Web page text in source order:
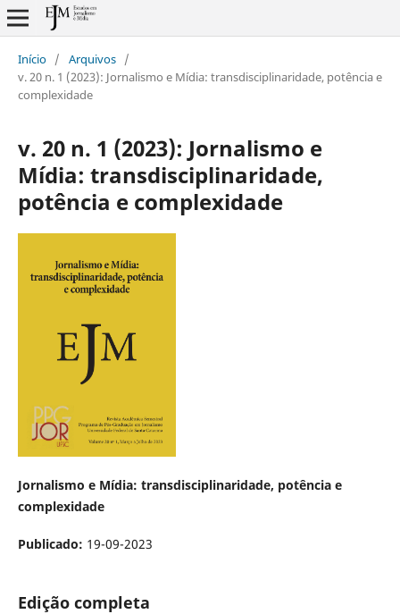
Início / Arquivos /
v. 20 n. 1 (2023): Jornalismo e Mídia: transdisciplinaridade, potência e
complexidade
v. 20 n. 1 (2023): Jornalismo e
Mídia: transdisciplinaridade,
potência e complexidade
Jornalismo e Mídia: transdisciplinaridade, potência e
complexidade
Publicado: 19-09-2023
Edição completa